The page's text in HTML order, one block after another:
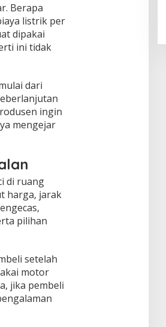
Berapa
listrik per
dipakai
ini tidak
dari
ingin
mengejar
di ruang
harga, jarak
pilihan
setelah
motor
jika pembeli